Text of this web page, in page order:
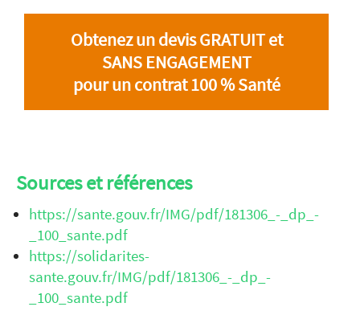
Obtenez un devis GRATUIT et
SANS ENGAGEMENT
pour un contrat 100 % Santé
Sources et références
https://sante.gouv.fr/IMG/pdf/181306_-_dp_-
_100_sante.pdf
https://solidarites-
sante.gouv.fr/IMG/pdf/181306_-_dp_-
_100_sante.pdf